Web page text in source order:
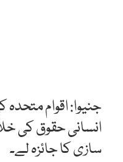
جنیوا: اقوام
انسانی حقوق کی
سازی کا جائزہ لے۔